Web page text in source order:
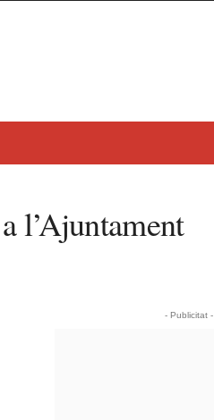
l’Ajuntament
- Publicitat -